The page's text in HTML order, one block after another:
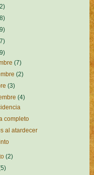
(7)
(2)
(3)
(4)
completo
al atardecer
(2)